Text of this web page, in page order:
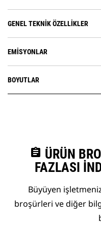
GENEL TEKNIK ÖZELLIKLER
EMISYONLAR
BOYUTLAR
assignment ÜRÜN
FAZLASI
Büyüyen
broşürleri ve diğer